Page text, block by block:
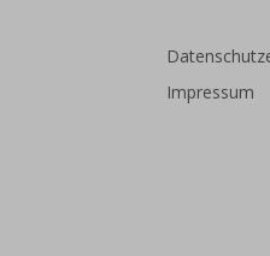
Impressum